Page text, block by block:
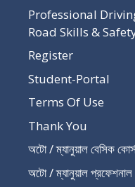
Professional
Road Skills &
Register
Student-Portal
Terms Of Use
Thank You
অটো / ম্যানুয়াল বেসিক
অটো / ম্যানুয়াল প্রফেশনাল